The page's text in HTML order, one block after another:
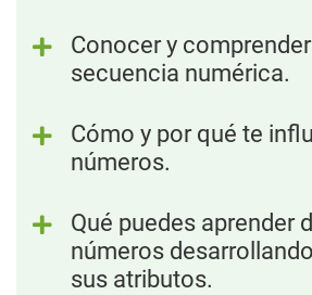
Conocer y
secuencia numérica.
Cómo y por qué te
números.
Qué puedes aprender
números
sus atributos.